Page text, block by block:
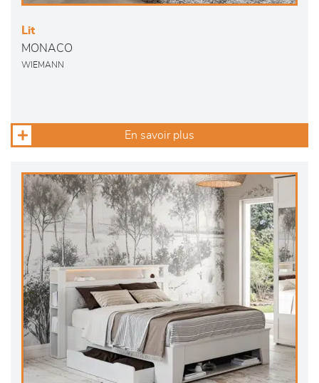
Lit
MONACO
WIEMANN
En savoir plus